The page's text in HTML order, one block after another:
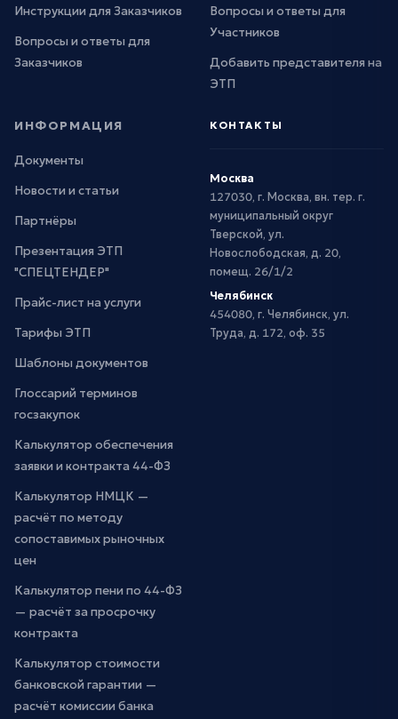
Инструкции для Заказчиков
Вопросы и ответы для
Заказчиков
Вопросы и ответы для
Участников
Добавить представителя на
ЭТП
ИНФОРМАЦИЯ
Документы
Новости и статьи
Партнёры
Презентация ЭТП
"СПЕЦТЕНДЕР"
Прайс-лист на услуги
Тарифы ЭТП
Шаблоны документов
Глоссарий терминов
госзакупок
Калькулятор обеспечения
заявки и контракта 44-ФЗ
Калькулятор НМЦК —
расчёт по методу
сопоставимых рыночных
цен
Калькулятор пени по 44-ФЗ
— расчёт за просрочку
контракта
Калькулятор стоимости
банковской гарантии —
расчёт комиссии банка
КОНТАКТЫ
Москва
127030, г. Москва, вн. тер. г.
муниципальный округ
Тверской, ул.
Новослободская, д. 20,
помещ. 26/1/2
Челябинск
454080, г. Челябинск, ул.
Труда, д. 172, оф. 35